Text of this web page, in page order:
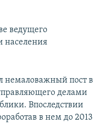
ведущего
населения
немаловажный пост в
делами
Впоследствии
в нем до 2013